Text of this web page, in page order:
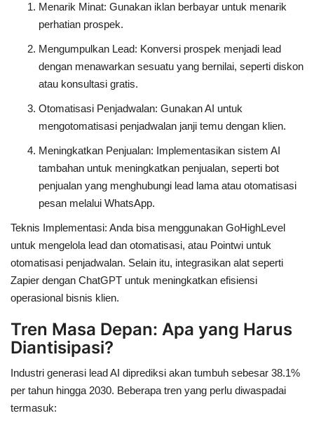
Menarik Minat: Gunakan iklan berbayar untuk menarik
perhatian prospek.
Mengumpulkan Lead: Konversi prospek menjadi lead
dengan menawarkan sesuatu yang bernilai, seperti diskon
atau konsultasi gratis.
Otomatisasi Penjadwalan: Gunakan AI untuk
mengotomatisasi penjadwalan janji temu dengan klien.
Meningkatkan Penjualan: Implementasikan sistem AI
tambahan untuk meningkatkan penjualan, seperti bot
penjualan yang menghubungi lead lama atau otomatisasi
pesan melalui WhatsApp.
Teknis Implementasi: Anda bisa menggunakan GoHighLevel
untuk mengelola lead dan otomatisasi, atau Pointwi untuk
otomatisasi penjadwalan. Selain itu, integrasikan alat seperti
Zapier dengan ChatGPT untuk meningkatkan efisiensi
operasional bisnis klien.
Tren Masa Depan: Apa yang Harus
Diantisipasi?
Industri generasi lead AI diprediksi akan tumbuh sebesar 38.1%
per tahun hingga 2030. Beberapa tren yang perlu diwaspadai
termasuk: